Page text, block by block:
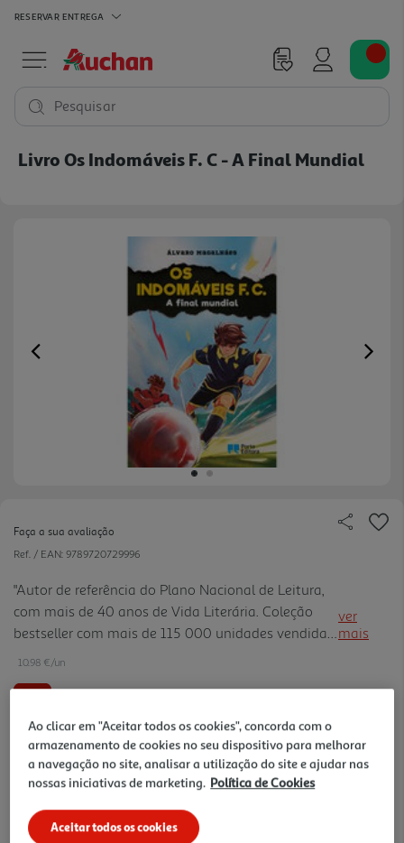
RESERVAR ENTREGA
Pesquisar
Livro Os Indomáveis F. C - A Final Mundial
Previous
Faça a sua avaliação
Ref. / EAN: 9789720729996
"Autor de referência do Plano Nacional de Leitura,
com mais de 40 anos de Vida Literária. Coleção
bestseller com mais de 115 000 unidades vendidas
ver
mais
10.98 €/un
12,20 €PVP de editor
10,98 €
Notas de preparação
Ao clicar em "Aceitar todos os cookies", concorda com o
armazenamento de cookies no seu dispositivo para melhorar
a navegação no site, analisar a utilização do site e ajudar nas
nossas iniciativas de marketing. Política de Cookies
Aceitar todos os cookies